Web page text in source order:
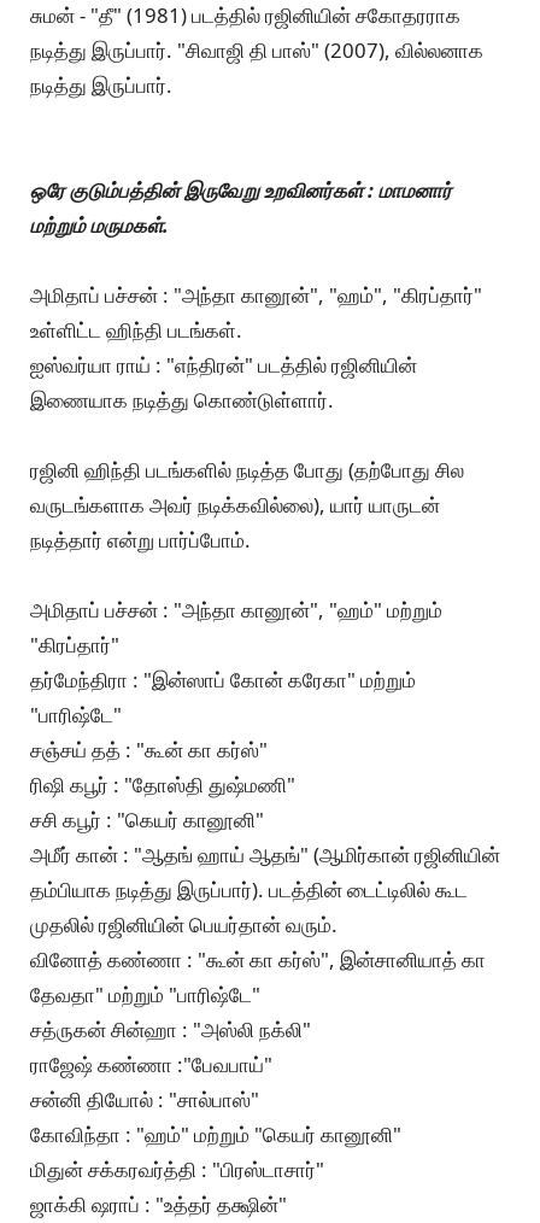
சுமன் - "தீ" (1981) படத்தில் ரஜினியின் சகோதரராக
நடித்து இருப்பார். "சிவாஜி தி பாஸ்" (2007), வில்லனாக
நடித்து இருப்பார்.
ஒரே குடும்பத்தின் இருவேறு உறவினர்கள் : மாமனார்
மற்றும் மருமகள்.
அமிதாப் பச்சன் : "அந்தா கானூன்", "ஹம்", "கிரப்தார்"
உள்ளிட்ட ஹிந்தி படங்கள்.
ஐஸ்வர்யா ராய் : "எந்திரன்" படத்தில் ரஜினியின்
இணையாக நடித்து கொண்டுள்ளார்.
ரஜினி ஹிந்தி படங்களில் நடித்த போது (தற்போது சில
வருடங்களாக அவர் நடிக்கவில்லை), யார் யாருடன்
நடித்தார் என்று பார்ப்போம்.
அமிதாப் பச்சன் : "அந்தா கானூன்", "ஹம்" மற்றும்
"கிரப்தார்"
தர்மேந்திரா : "இன்ஸாப் கோன் கரேகா" மற்றும்
"பாரிஷ்டே"
சஞ்சய் தத் : "கூன் கா கர்ஸ்"
ரிஷி கபூர் : "தோஸ்தி துஷ்மணி"
சசி கபூர் : "கெயர் கானூனி"
அமீர் கான் : "ஆதங் ஹாய் ஆதங்" (ஆமிர்கான் ரஜினியின்
தம்பியாக நடித்து இருப்பார்). படத்தின் டைட்டிலில் கூட
முதலில் ரஜினியின் பெயர்தான் வரும்.
வினோத் கண்ணா : "கூன் கா கர்ஸ்", இன்சானியாத் கா
தேவதா" மற்றும் "பாரிஷ்டே"
சத்ருகன் சின்ஹா : "அஸ்லி நக்லி"
ராஜேஷ் கண்ணா :"பேவபாய்"
சன்னி தியோல் : "சால்பாஸ்"
கோவிந்தா : "ஹம்" மற்றும் "கெயர் கானூனி"
மிதுன் சக்கரவர்த்தி : "பிரஸ்டாசார்"
ஜாக்கி ஷராப் : "உத்தர் தக்ஷின்"